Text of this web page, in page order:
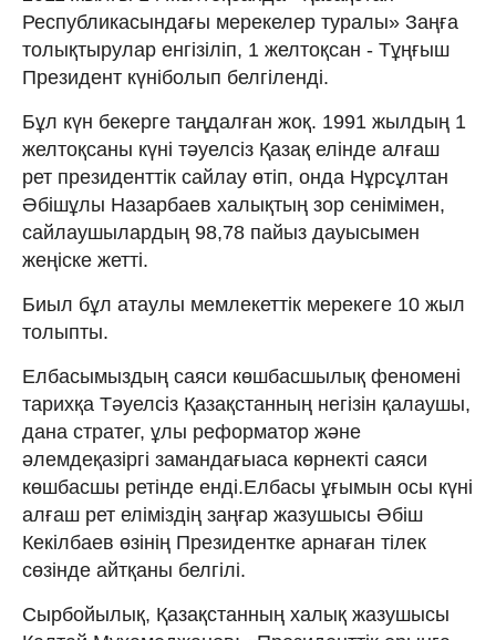
Республикасындағы мерекелер туралы» Заңға
толықтырулар енгізіліп, 1 желтоқсан - Тұңғыш
Президент күніболып белгіленді.
Бұл күн бекерге таңдалған жоқ. 1991 жылдың 1
желтоқсаны күні тәуелсіз Қазақ елінде алғаш
рет президенттік сайлау өтіп, онда Нұрсұлтан
Әбішұлы Назарбаев халықтың зор сенімімен,
сайлаушылардың 98,78 пайыз дауысымен
жеңіске жетті.
Биыл бұл атаулы мемлекеттік мерекеге 10 жыл
толыпты.
Елбасымыздың саяси көшбасшылық феномені
тарихқа Тәуелсіз Қазақстанның негізін қалаушы,
дана стратег, ұлы реформатор және
әлемдеқазіргі замандағыаса көрнекті саяси
көшбасшы ретінде енді.Елбасы ұғымын осы күні
алғаш рет еліміздің заңғар жазушысы Әбіш
Кекілбаев өзінің Президентке арнаған тілек
сөзінде айтқаны белгілі.
Сырбойылық, Қазақстанның халық жазушысы